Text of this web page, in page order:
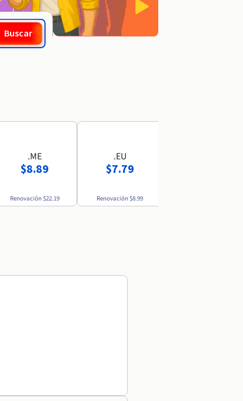
Buscar
.ME
$8.89
Renovación$22.19
.EU
$7.79
Renovación$8.99